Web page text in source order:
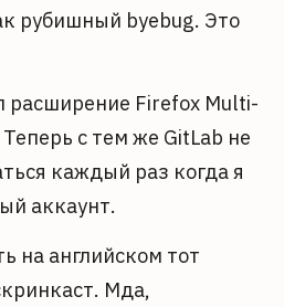
рубишный byebug. Это
расширение Firefox Multi-
с тем же GitLab не
каждый раз когда я
аккаунт.
на английском тот
Мда,